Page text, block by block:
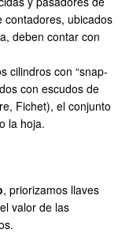
contadores, ubicados
deben contar con
cilindros con “snap-
con escudos de
Fichet), el conjunto
la hoja.
, priorizamos llaves
valor de las